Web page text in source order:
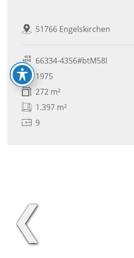
51766 Engelskirchen
66334-4356#btM58l
1975
272 m²
1.397 m²
9
❮